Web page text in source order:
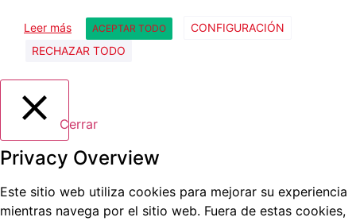
Leer más ACEPTAR TODO
CONFIGURACIÓN
RECHAZAR TODO
Cerrar
Privacy Overview
Este sitio web utiliza cookies para mejorar su experiencia
mientras navega por el sitio web. Fuera de estas cookies,